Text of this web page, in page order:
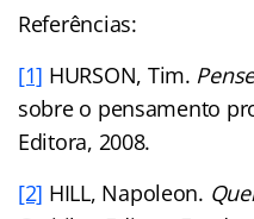
Referências:
[1] HURSON, Tim.
sobre o pensamento
Editora, 2008.
[2] HILL, Napoleon.